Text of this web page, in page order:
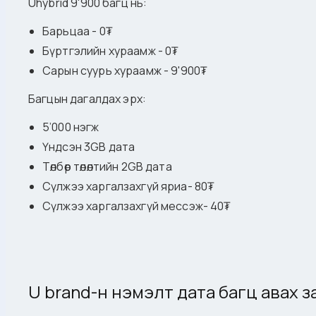
Барьцаа - 0₮
Бүртгэлийн хураамж - 0₮
Сарын суурь хураамж - 9'900₮
Багцын дагалдах эрх:
5’000 нэгж
Үндсэн 3GB дата
Төлбөр төлөлтийн 2GB дата
Сүлжээ харгалзахгүй яриа- 80₮
Сүлжээ харгалзахгүй мессэж- 40₮
U brand-н нэмэлт дата багц авах